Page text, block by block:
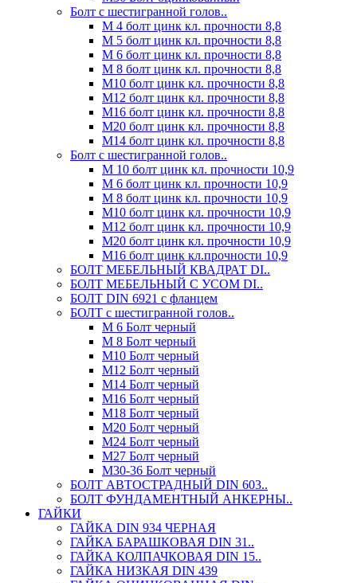
Болт с шестигранной голов..
М 4 болт цинк кл. прочности 8,8
М 5 болт цинк кл. прочности 8,8
М 6 болт цинк кл. прочности 8,8
М 8 болт цинк кл. прочности 8,8
М10 болт цинк кл. прочности 8,8
М12 болт цинк кл. прочности 8,8
М16 болт цинк кл. прочности 8,8
М20 болт цинк кл. прочности 8,8
М14 болт цинк кл. прочности 8,8
Болт с шестигранной голов..
М 10 болт цинк кл. прочности 10,9
М 6 болт цинк кл. прочности 10,9
М 8 болт цинк кл. прочности 10,9
М10 болт цинк кл. прочности 10,9
М12 болт цинк кл. прочности 10,9
М20 болт цинк кл. прочности 10,9
М16 болт цинк кл.прочности 10,9
БОЛТ МЕБЕЛЬНЫЙ КВАДРАТ DI..
БОЛТ МЕБЕЛЬНЫЙ С УСОМ DI..
БОЛТ DIN 6921 c фланцем
БОЛТ с шестигранной голов..
М 6 Болт черный
М 8 Болт черный
М10 Болт черный
М12 Болт черный
М14 Болт черный
М16 Болт черный
М18 Болт черный
М20 Болт черный
М24 Болт черный
М27 Болт черный
М30-36 Болт черный
БОЛТ АВТОСТРАДНЫЙ DIN 603..
БОЛТ ФУНДАМЕНТНЫЙ АНКЕРНЫ..
ГАЙКИ
ГАЙКА DIN 934 ЧЕРНАЯ
ГАЙКА БАРАШКОВАЯ DIN 31..
ГАЙКА КОЛПАЧКОВАЯ DIN 15..
ГАЙКА НИЗКАЯ DIN 439